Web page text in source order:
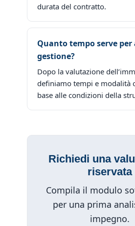
durata del contratto.
Quanto tempo serve
gestione?
Dopo la valutazione
definiamo tempi e modalità
base alle condizioni della
Richiedi una
riservata
Compila il modulo
per una prima
impegno.